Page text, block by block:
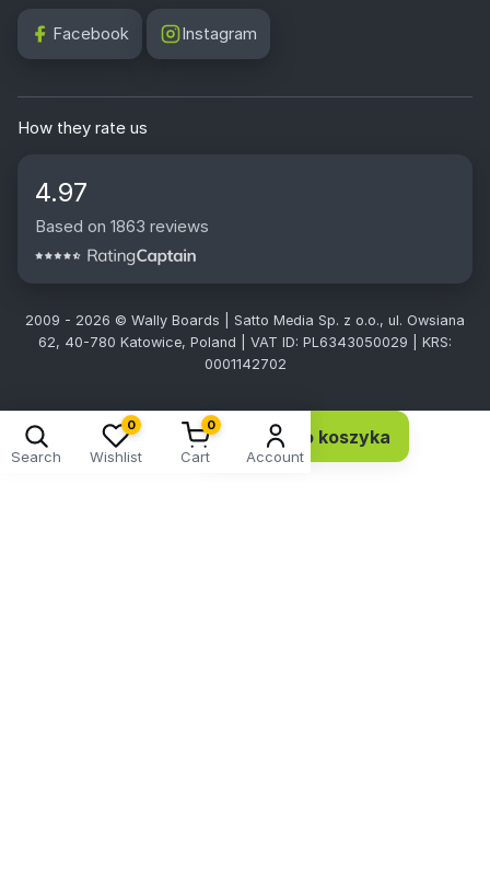
Facebook Instagram
How they rate us
4.97
Based on 1863 reviews
2009 - 2026 © Wally Boards | Satto Media Sp. z o.o., ul. Owsiana
62, 40-780 Katowice, Poland | VAT ID: PL6343050029 | KRS:
0001142702
Search
0
Wishlist
0
Cart Account
34,36 EUR 27,93 netto Dodaj do koszyka